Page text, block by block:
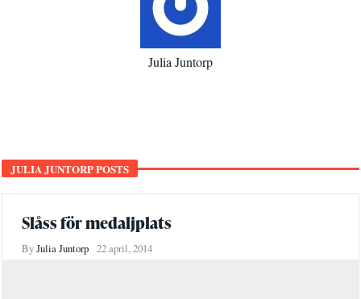
Julia Juntorp
JULIA JUNTORP POSTS
Slåss för medaljplats
ByJulia Juntorp 22 april, 2014